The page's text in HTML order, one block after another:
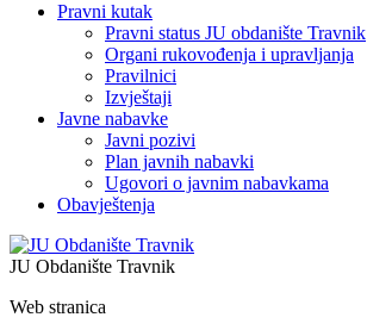
Pravni kutak
Pravni status JU obdanište Travnik
Organi rukovođenja i upravljanja
Pravilnici
Izvještaji
Javne nabavke
Javni pozivi
Plan javnih nabavki
Ugovori o javnim nabavkama
Obavještenja
JU Obdanište Travnik
Web stranica